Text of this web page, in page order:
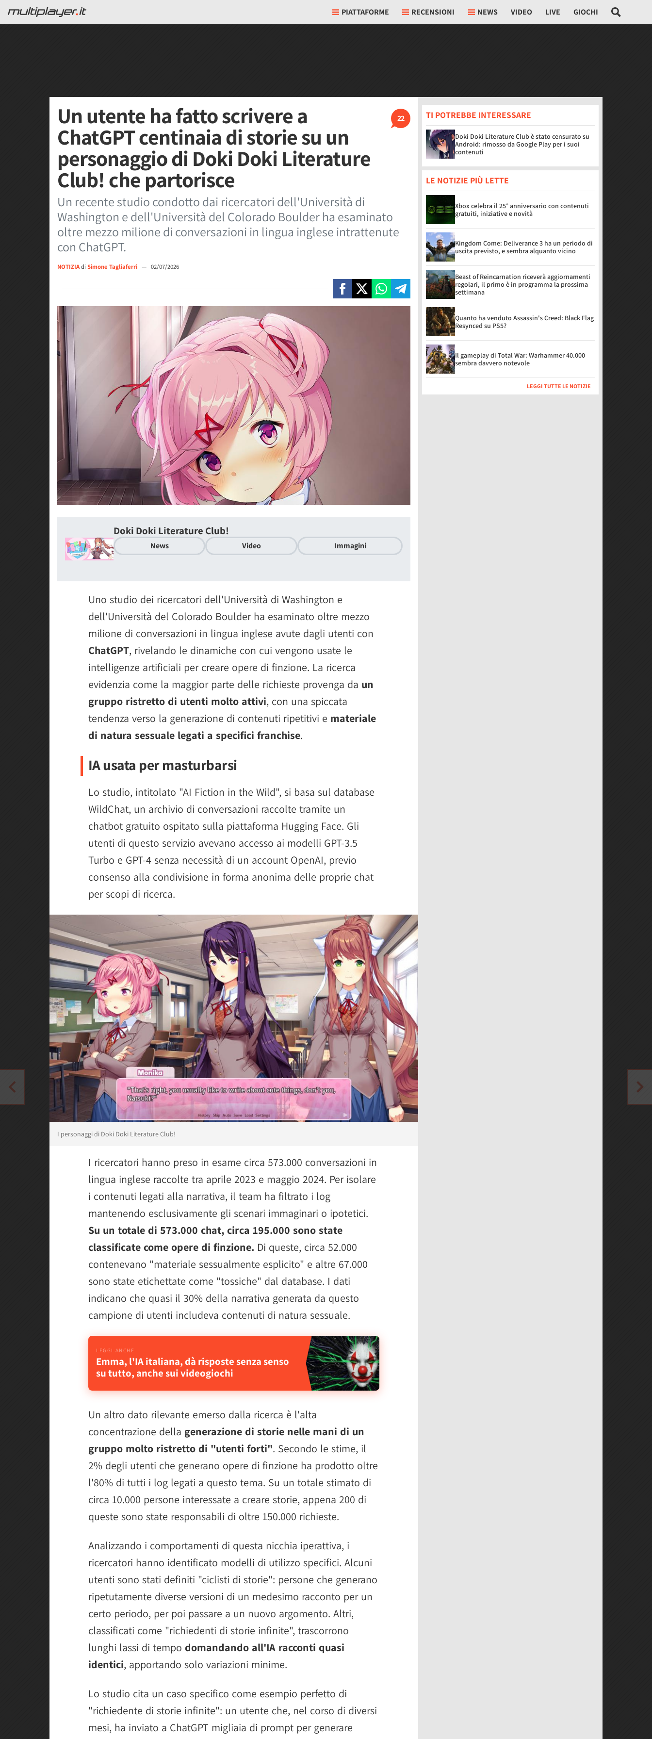
PIATTAFORME RECENSIONI NEWS VIDEO LIVE GIOCHI
22
Un utente ha fatto scrivere a
ChatGPT centinaia di storie su un
personaggio di Doki Doki Literature
Club! che partorisce
Un recente studio condotto dai ricercatori dell'Università di
Washington e dell'Università del Colorado Boulder ha esaminato
oltre mezzo milione di conversazioni in lingua inglese intrattenute
con ChatGPT.
NOTIZIAdi Simone Tagliaferri — 02/07/2026
Doki Doki Literature Club!
News Video Immagini
Uno studio dei ricercatori dell'Università di Washington e
dell'Università del Colorado Boulder ha esaminato oltre mezzo
milione di conversazioni in lingua inglese avute dagli utenti con
ChatGPT, rivelando le dinamiche con cui vengono usate le
intelligenze artificiali per creare opere di finzione. La ricerca
evidenzia come la maggior parte delle richieste provenga da un
gruppo ristretto di utenti molto attivi, con una spiccata
tendenza verso la generazione di contenuti ripetitivi e materiale
di natura sessuale legati a specifici franchise.
IA usata per masturbarsi
Lo studio, intitolato "AI Fiction in the Wild", si basa sul database
WildChat, un archivio di conversazioni raccolte tramite un
chatbot gratuito ospitato sulla piattaforma Hugging Face. Gli
utenti di questo servizio avevano accesso ai modelli GPT-3.5
Turbo e GPT-4 senza necessità di un account OpenAI, previo
consenso alla condivisione in forma anonima delle proprie chat
per scopi di ricerca.
I personaggi di Doki Doki Literature Club!
I ricercatori hanno preso in esame circa 573.000 conversazioni in
lingua inglese raccolte tra aprile 2023 e maggio 2024. Per isolare
i contenuti legati alla narrativa, il team ha filtrato i log
mantenendo esclusivamente gli scenari immaginari o ipotetici.
Su un totale di 573.000 chat, circa 195.000 sono state
classificate come opere di finzione. Di queste, circa 52.000
contenevano "materiale sessualmente esplicito" e altre 67.000
sono state etichettate come "tossiche" dal database. I dati
indicano che quasi il 30% della narrativa generata da questo
campione di utenti includeva contenuti di natura sessuale.
Emma, l'IA italiana, dà risposte senza senso
su tutto, anche sui videogiochi
Un altro dato rilevante emerso dalla ricerca è l'alta
concentrazione della generazione di storie nelle mani di un
gruppo molto ristretto di "utenti forti". Secondo le stime, il
2% degli utenti che generano opere di finzione ha prodotto oltre
l'80% di tutti i log legati a questo tema. Su un totale stimato di
circa 10.000 persone interessate a creare storie, appena 200 di
queste sono state responsabili di oltre 150.000 richieste.
Analizzando i comportamenti di questa nicchia iperattiva, i
ricercatori hanno identificato modelli di utilizzo specifici. Alcuni
utenti sono stati definiti "ciclisti di storie": persone che generano
ripetutamente diverse versioni di un medesimo racconto per un
certo periodo, per poi passare a un nuovo argomento. Altri,
classificati come "richiedenti di storie infinite", trascorrono
lunghi lassi di tempo domandando all'IA racconti quasi
identici, apportando solo variazioni minime.
Lo studio cita un caso specifico come esempio perfetto di
"richiedente di storie infinite": un utente che, nel corso di diversi
mesi, ha inviato a ChatGPT migliaia di prompt per generare
TI POTREBBE INTERESSARE
Doki Doki Literature Club è stato censurato su
Android: rimosso da Google Play per i suoi
contenuti
LE NOTIZIE PIÙ LETTE
Xbox celebra il 25° anniversario con contenuti
gratuiti, iniziative e novità
Kingdom Come: Deliverance 3 ha un periodo di
uscita previsto, e sembra alquanto vicino
Beast of Reincarnation riceverà aggiornamenti
regolari, il primo è in programma la prossima
settimana
Quanto ha venduto Assassin's Creed: Black Flag
Resynced su PS5?
Il gameplay di Total War: Warhammer 40.000
sembra davvero notevole
LEGGI TUTTE LE NOTIZIE